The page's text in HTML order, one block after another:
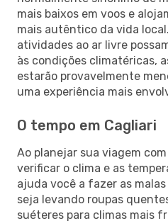
mais baixos em voos e
mais autêntico da vida
atividades ao ar livre
às condições climatéricas,
estarão provavelmente
uma experiência mais
O tempo em Cagliari
Ao planejar sua viagem
verificar o clima e as
ajuda você a fazer as
seja levando roupas
suéteres para climas mais